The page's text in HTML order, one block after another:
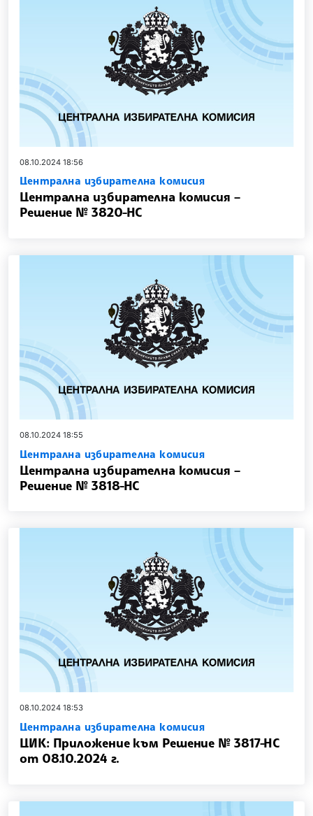
08.10.2024 18:56
Централна избирателна комисия
Централна избирателна комисия –
Решение № 3820-НС
08.10.2024 18:55
Централна избирателна комисия
Централна избирателна комисия –
Решение № 3818-НС
08.10.2024 18:53
Централна избирателна комисия
ЦИК: Приложение към Решение № 3817-НС
от 08.10.2024 г.